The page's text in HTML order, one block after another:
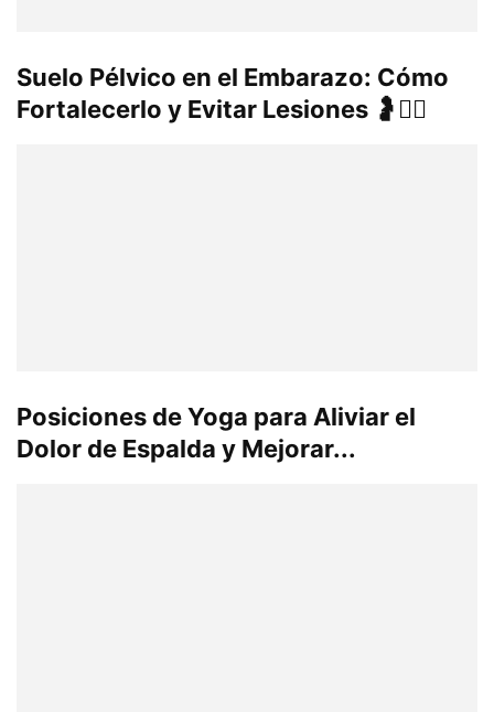
Suelo Pélvico en el Embarazo: Cómo
Fortalecerlo y Evitar Lesiones 🤰🧘‍♀️
Posiciones de Yoga para Aliviar el
Dolor de Espalda y Mejorar...